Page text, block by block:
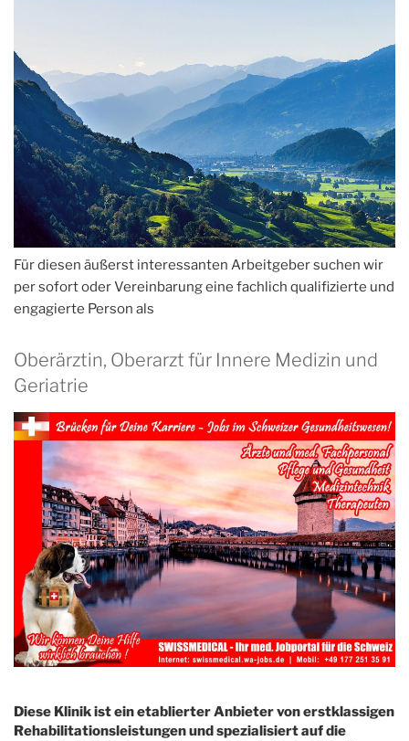
Für diesen äußerst interessanten Arbeitgeber suchen wir
per sofort oder Vereinbarung eine fachlich qualifizierte und
engagierte Person als
Oberärztin, Oberarzt für Innere Medizin und
Geriatrie
Diese Klinik ist ein etablierter Anbieter von erstklassigen
Rehabilitationsleistungen und spezialisiert auf die